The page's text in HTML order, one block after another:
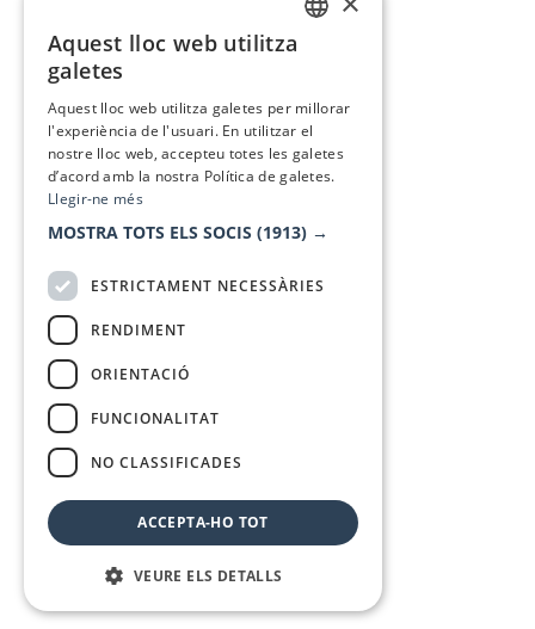
Aquest lloc web utilitza
galetes
Aquest lloc web utilitza galetes per millorar
l'experiència de l'usuari. En utilitzar el
nostre lloc web, accepteu totes les galetes
d’acord amb la nostra Política de galetes.
Llegir-ne més
MOSTRA TOTS ELS SOCIS (1913) →
ESTRICTAMENT NECESSÀRIES
RENDIMENT
ORIENTACIÓ
FUNCIONALITAT
NO CLASSIFICADES
ACCEPTA-HO TOT
VEURE ELS DETALLS